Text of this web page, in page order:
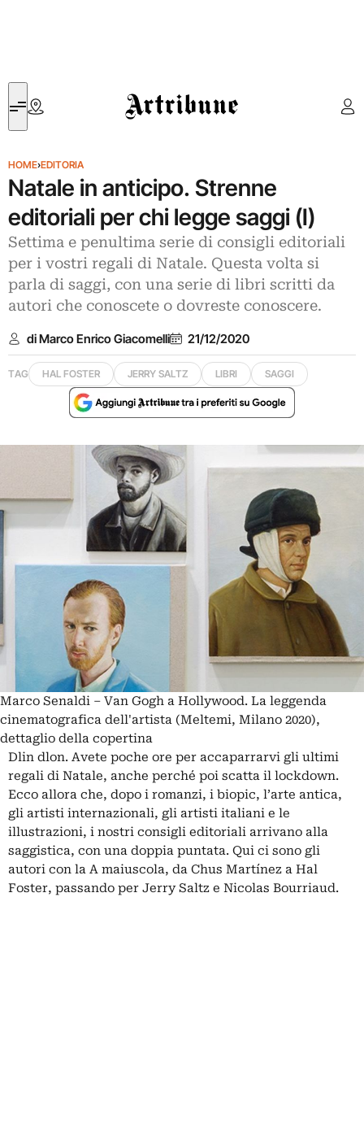
Artribune
HOME›EDITORIA
Natale in anticipo. Strenne
editoriali per chi legge saggi (I)
Settima e penultima serie di consigli editoriali
per i vostri regali di Natale. Questa volta si
parla di saggi, con una serie di libri scritti da
autori che conoscete o dovreste conoscere.
di Marco Enrico Giacomelli 21/12/2020
TAG HAL FOSTER JERRY SALTZ LIBRI SAGGI
Marco Senaldi – Van Gogh a Hollywood. La leggenda
cinematografica dell'artista (Meltemi, Milano 2020),
dettaglio della copertina
Dlin dlon. Avete poche ore per accaparrarvi gli ultimi
regali di Natale, anche perché poi scatta il lockdown.
Ecco allora che, dopo i romanzi, i biopic, l’arte antica,
gli artisti internazionali, gli artisti italiani e le
illustrazioni, i nostri consigli editoriali arrivano alla
saggistica, con una doppia puntata. Qui ci sono gli
autori con la A maiuscola, da Chus Martínez a Hal
Foster, passando per Jerry Saltz e Nicolas Bourriaud.